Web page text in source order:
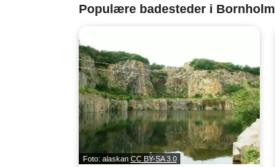
Populære badesteder i Bornholm
Foto: alaskan CC BY-SA 3.0